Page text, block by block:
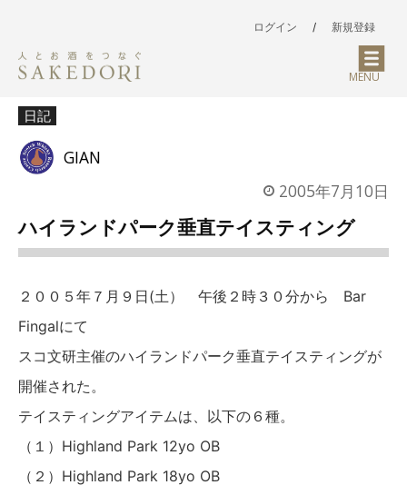
ログイン / 新規登録
MENU
日記
GIAN
2005年7月10日
ハイランドパーク垂直テイスティング
２００５年７月９日(土） 午後２時３０分から Bar
Fingalにて
スコ文研主催のハイランドパーク垂直テイスティングが
開催された。
テイスティングアイテムは、以下の６種。
（１）Highland Park 12yo OB
（２）Highland Park 18yo OB